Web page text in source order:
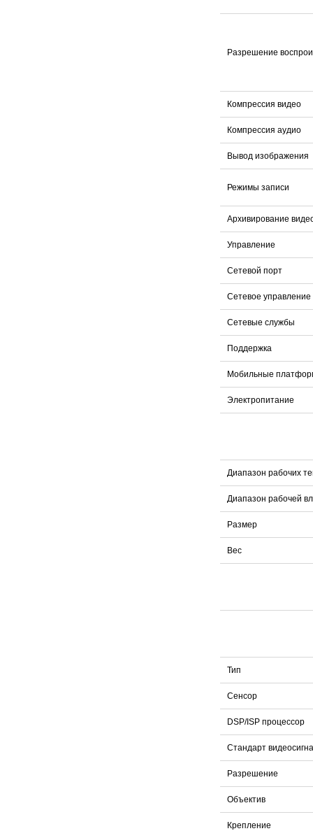
Разрешение
Компрессия видео
Компрессия аудио
Вывод изображения
Режимы записи
Архивирование
Управление
Сетевой порт
Сетевое управление
Сетевые службы
Поддержка
Мобильные
Электропитание
Диапазон рабочих
Диапазон рабочей
Размер
Вес
Тип
Сенсор
DSP/ISP процессор
Стандарт
Разрешение
Объектив
Крепление